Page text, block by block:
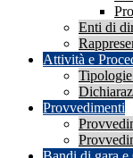
Enti di
Attività e
Provvedimenti